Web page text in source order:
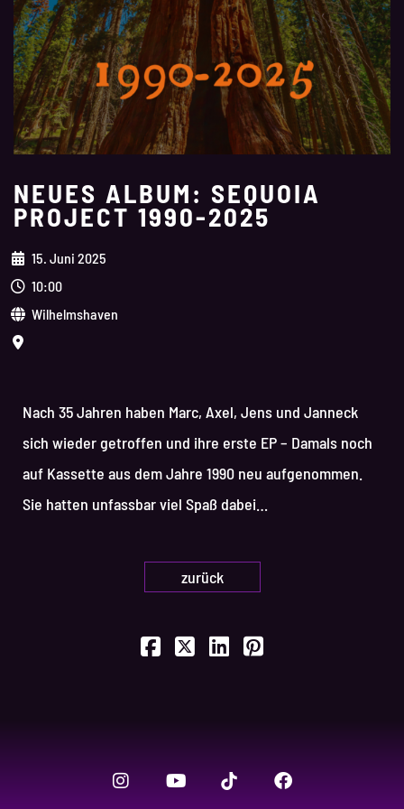
NEUES ALBUM: SEQUOIA
PROJECT 1990-2025
15. Juni 2025
10:00
Wilhelmshaven
Nach 35 Jahren haben Marc, Axel, Jens und Janneck
sich wieder getroffen und ihre erste EP – Damals noch
auf Kassette aus dem Jahre 1990 neu aufgenommen.
Sie hatten unfassbar viel Spaß dabei…
zurück